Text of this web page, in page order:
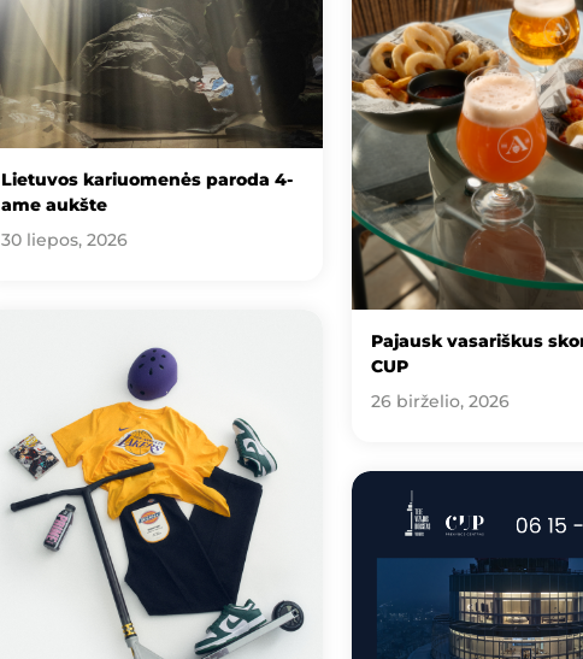
Lietuvos kariuomenės paroda 4-
ame aukšte
30 liepos, 2026
Pajausk vasariškus
CUP
26 birželio, 2026